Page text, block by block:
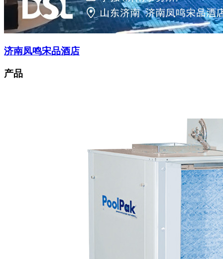
济南凤鸣宋品酒店
产品